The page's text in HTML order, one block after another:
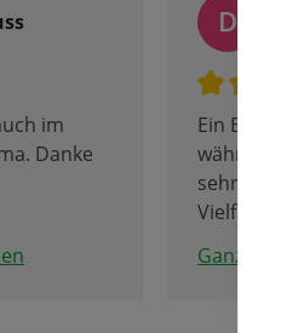
im
Danke
D
Ein
während
sehr zu
Vielfalt
ist
Ganze